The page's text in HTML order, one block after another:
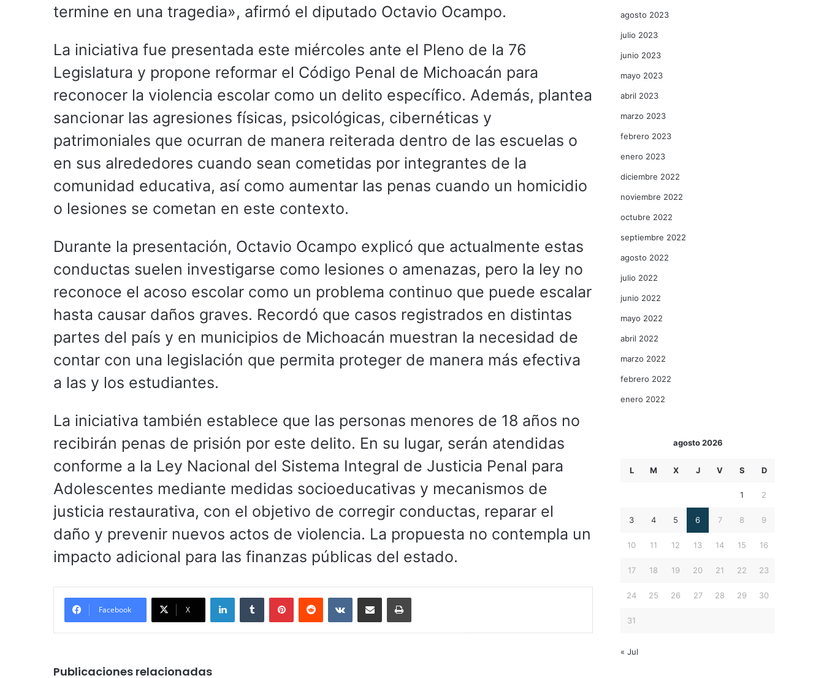
termine en una tragedia», afirmó el diputado Octavio Ocampo.
La iniciativa fue presentada este miércoles ante el Pleno de la 76
Legislatura y propone reformar el Código Penal de Michoacán para
reconocer la violencia escolar como un delito específico. Además, plantea
sancionar las agresiones físicas, psicológicas, cibernéticas y
patrimoniales que ocurran de manera reiterada dentro de las escuelas o
en sus alrededores cuando sean cometidas por integrantes de la
comunidad educativa, así como aumentar las penas cuando un homicidio
o lesiones se cometan en este contexto.
Durante la presentación, Octavio Ocampo explicó que actualmente estas
conductas suelen investigarse como lesiones o amenazas, pero la ley no
reconoce el acoso escolar como un problema continuo que puede escalar
hasta causar daños graves. Recordó que casos registrados en distintas
partes del país y en municipios de Michoacán muestran la necesidad de
contar con una legislación que permita proteger de manera más efectiva
a las y los estudiantes.
La iniciativa también establece que las personas menores de 18 años no
recibirán penas de prisión por este delito. En su lugar, serán atendidas
conforme a la Ley Nacional del Sistema Integral de Justicia Penal para
Adolescentes mediante medidas socioeducativas y mecanismos de
justicia restaurativa, con el objetivo de corregir conductas, reparar el
daño y prevenir nuevos actos de violencia. La propuesta no contempla un
impacto adicional para las finanzas públicas del estado.
Facebook X
LinkedInTumblr PinterestReddit VKontakteCompartir por correo electrónicoImprimir
Publicaciones relacionadas
agosto 2023
julio 2023
junio 2023
mayo 2023
abril 2023
marzo 2023
febrero 2023
enero 2023
diciembre 2022
noviembre 2022
octubre 2022
septiembre 2022
agosto 2022
julio 2022
junio 2022
mayo 2022
abril 2022
marzo 2022
febrero 2022
enero 2022
agosto 2026
L M X J V S D
1 2
3 4 5 6 7 8 9
10 11 12 13 14 15 16
17 18 19 20 21 22 23
24 25 26 27 28 29 30
31
« Jul